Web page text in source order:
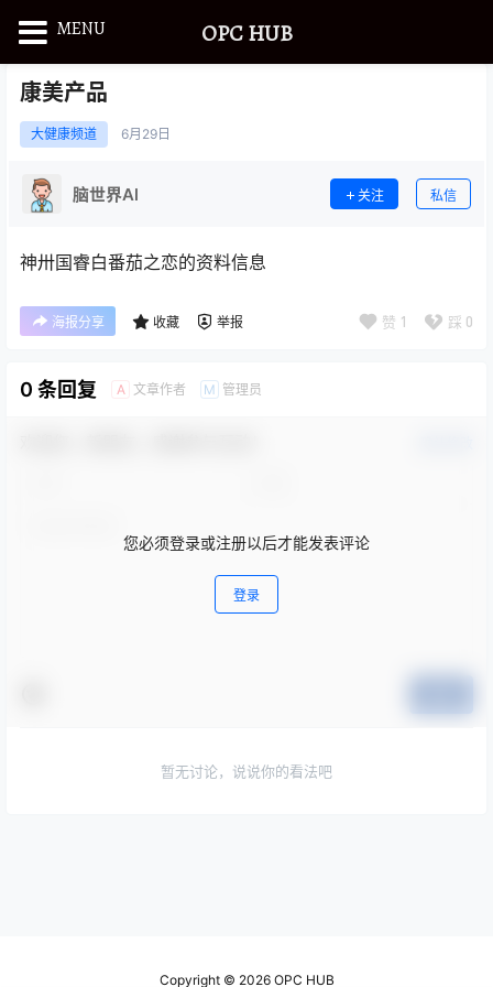
康美产品
大健康频道 6月 29日
脑世界Al 关注 私信
神卅国睿白番茄之恋的资料信息
海报分享 收藏 举报 赞 1 踩 0
0 条回复 A 文章作者 M 管理员
您必须登录或注册以后才能发表评论
登录
暂无讨论，说说你的看法吧
Copyright © 2026OPC HUB
MENU OPC HUB